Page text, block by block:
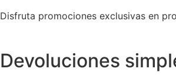
Disfruta promociones exclusivas en
Devoluciones